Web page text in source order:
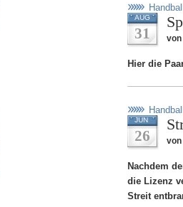
AUG
31 von
Hier die
JUN
26 von
Nachdem
die Lizenz
Streit